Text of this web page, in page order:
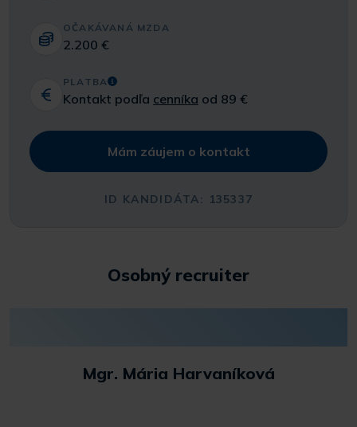
OČAKÁVANÁ MZDA
2.200 €
PLATBA
Kontakt podľa cenníka od 89 €
Mám záujem o kontakt
ID KANDIDÁTA: 135337
Osobný recruiter
Mgr. Mária Harvaníková